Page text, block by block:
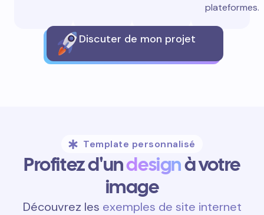
plateformes.
Discuter de mon projet
Template personnalisé
Profitez d'undesignà votre
image
Découvrez les exemples de site internet